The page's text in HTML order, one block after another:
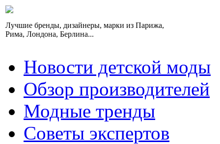
Лучшие бренды, дизайнеры, марки из Парижа,
Рима, Лондона, Берлина...
Новости детской моды
Обзор производителей
Модные тренды
Советы экспертов